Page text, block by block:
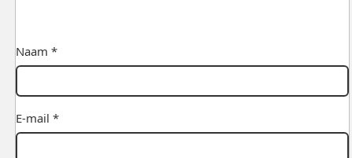
Naam *
E-mail *